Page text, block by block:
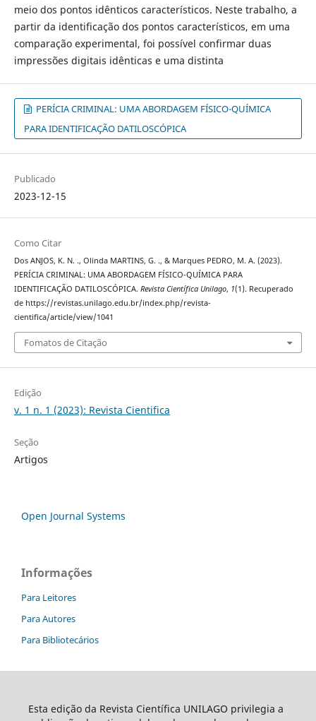
meio dos pontos idênticos característicos. Neste trabalho, a
partir da identificação dos pontos característicos, em uma
comparação experimental, foi possível confirmar duas
impressões digitais idênticas e uma distinta
PERÍCIA CRIMINAL: UMA ABORDAGEM FÍSICO-QUÍMICA
PARA IDENTIFICAÇÃO DATILOSCÓPICA
Publicado
2023-12-15
Como Citar
Dos ANJOS, K. N. ., Olinda MARTINS, G. ., & Marques PEDRO, M. A. (2023).
PERÍCIA CRIMINAL: UMA ABORDAGEM FÍSICO-QUÍMICA PARA
IDENTIFICAÇÃO DATILOSCÓPICA. Revista Científica Unilago, 1(1). Recuperado
de https://revistas.unilago.edu.br/index.php/revista-
cientifica/article/view/1041
Fomatos de Citação
Edição
v. 1 n. 1 (2023): Revista Cientifica
Seção
Artigos
Open Journal Systems
Informações
Para Leitores
Para Autores
Para Bibliotecários
Esta edição da Revista Científica UNILAGO privilegia a